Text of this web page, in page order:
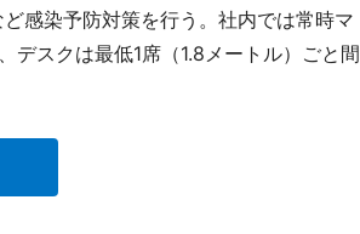
感染予防対策を行う。社内では常時マ
デスクは最低1席（1.8メートル）ごと間